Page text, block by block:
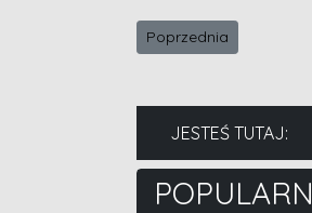
Poprzednia strona:
Poprzednia
JESTEŚ TUTAJ: